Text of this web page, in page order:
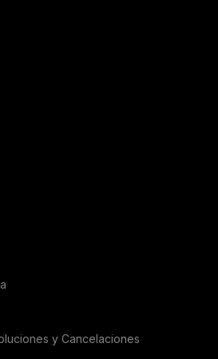
y Cancelaciones